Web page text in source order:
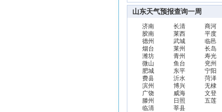
山东天气预报查询一周
济南 长清
商河
胶南
莱西
平度
德州
武城
临邑
烟台
莱州
长岛
潍坊
青州
寿光
微山
鱼台
兖州
肥城
东平
宁阳
费县
沂水
菏泽
滨州
博兴
无棣
广饶
威海
文登
滕州
日照
五莲
临清
莘县